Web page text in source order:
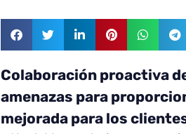
Colaboración proactiva
amenazas para
mejorada para los